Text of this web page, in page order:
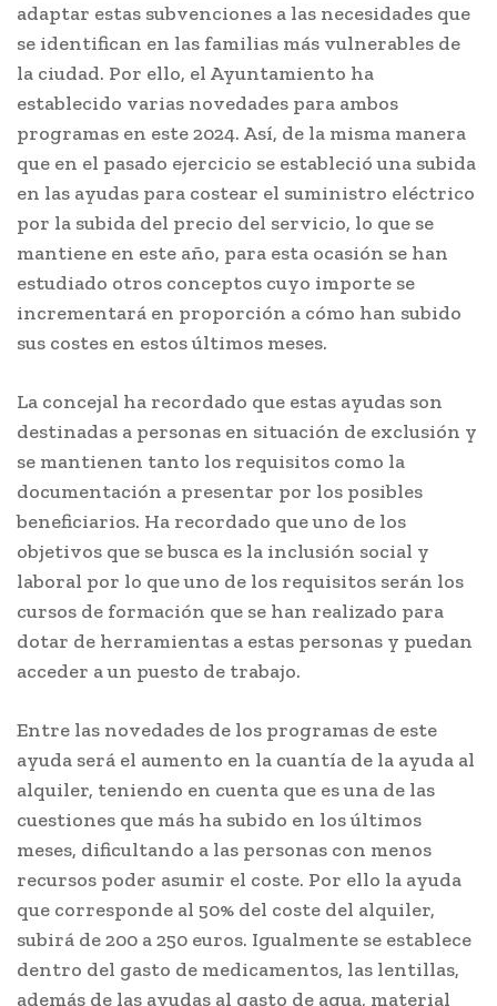
adaptar estas subvenciones a las necesidades que
se identifican en las familias más vulnerables de
la ciudad. Por ello, el Ayuntamiento ha
establecido varias novedades para ambos
programas en este 2024. Así, de la misma manera
que en el pasado ejercicio se estableció una subida
en las ayudas para costear el suministro eléctrico
por la subida del precio del servicio, lo que se
mantiene en este año, para esta ocasión se han
estudiado otros conceptos cuyo importe se
incrementará en proporción a cómo han subido
sus costes en estos últimos meses.
La concejal ha recordado que estas ayudas son
destinadas a personas en situación de exclusión y
se mantienen tanto los requisitos como la
documentación a presentar por los posibles
beneficiarios. Ha recordado que uno de los
objetivos que se busca es la inclusión social y
laboral por lo que uno de los requisitos serán los
cursos de formación que se han realizado para
dotar de herramientas a estas personas y puedan
acceder a un puesto de trabajo.
Entre las novedades de los programas de este
ayuda será el aumento en la cuantía de la ayuda al
alquiler, teniendo en cuenta que es una de las
cuestiones que más ha subido en los últimos
meses, dificultando a las personas con menos
recursos poder asumir el coste. Por ello la ayuda
que corresponde al 50% del coste del alquiler,
subirá de 200 a 250 euros. Igualmente se establece
dentro del gasto de medicamentos, las lentillas,
además de las ayudas al gasto de agua, material